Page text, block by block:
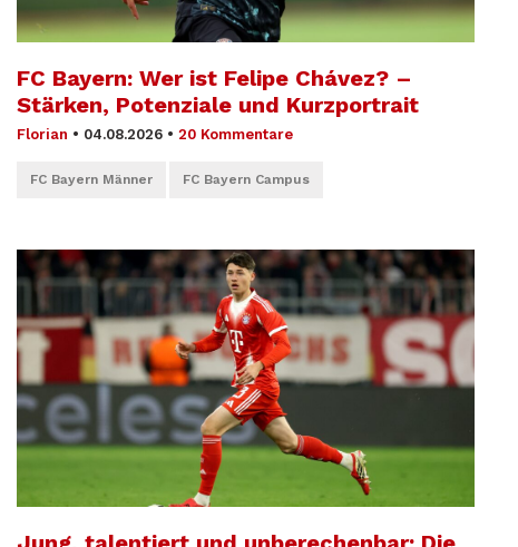
FC Bayern: Wer ist Felipe Chávez? –
Stärken, Potenziale und Kurzportrait
Florian • 04.08.2026 • 20 Kommentare
FC Bayern Männer FC Bayern Campus